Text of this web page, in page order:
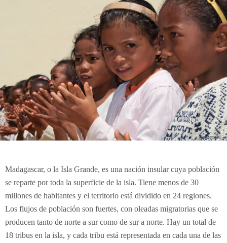
Madagascar, o la Isla Grande, es una nación insular cuya población
se reparte por toda la superficie de la isla. Tiene menos de 30
millones de habitantes y el territorio está dividido en 24 regiones.
Los flujos de población son fuertes, con oleadas migratorias que se
producen tanto de norte a sur como de sur a norte. Hay un total de
18 tribus en la isla, y cada tribu está representada en cada una de las